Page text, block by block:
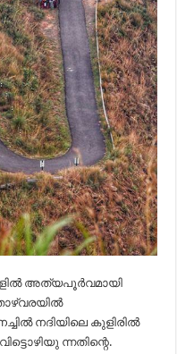
അത്യപൂര്‍വമായി
നദിയിലെ കുളിരില്‍
ന്നതിന്റെ.